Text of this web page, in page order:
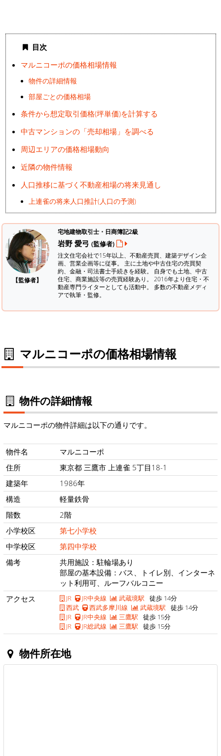
目次
マルニコーポの価格相場情報
物件の詳細情報
部屋ごとの価格相場
条件から想定取引価格(坪単価)を計算する
中古マンションの「売却相場」を調べる
周辺エリアの価格相場動向
近隣の物件情報
人口推移に基づく不動産相場の将来見通し
上連雀の将来人口推計(人口の予測)
【監修者】
宅地建物取引士・日商簿記2級
岩野 愛弓 (監修者)
注文住宅会社で15年以上、不動産売買、建築デザイン企
画、営業企画等に従事。 主に土地や中古住宅の売買契
約、金融・司法書士手続きを経験。 自身でも土地、中古
住宅、商業施設等の売買経験あり。 2016年より住宅・不
動産専門ライターとしても活動中。 多数の不動産メディ
アで執筆・監修。
マルニコーポの価格相場情報
物件の詳細情報
マルニコーポの物件詳細は以下の通りです。
物件名
マルニコーポ
住所
東京都 三鷹市 上連雀 5丁目18-1
建築年
1986年
構造
軽量鉄骨
階数
2階
小学校区
第七小学校
中学校区
第四中学校
備考
共用施設：駐輪場あり
部屋の基本設備：バス、トイレ別、インターネ
ット利用可、ルーフバルコニー
アクセス
JR JR中央線 武蔵境駅 徒歩 14分
西武
西武多摩川線 武蔵境駅 徒歩 14分
JR
JR中央線 三鷹駅 徒歩 15分
JR
JR総武線 三鷹駅 徒歩 15分
物件所在地